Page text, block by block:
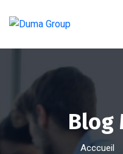
Blog
Acccueil